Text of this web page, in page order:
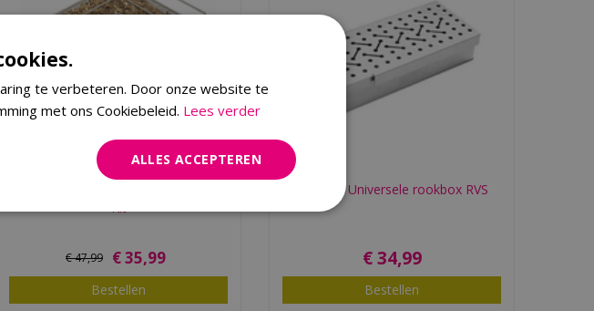
Kit
€47,99 €35,99
Bestellen
Weber® Universele rookbox RVS
€ 34,99
Bestellen
te verbeteren. Door onze website te
met ons Cookiebeleid. Lees verder
ALLES ACCEPTEREN